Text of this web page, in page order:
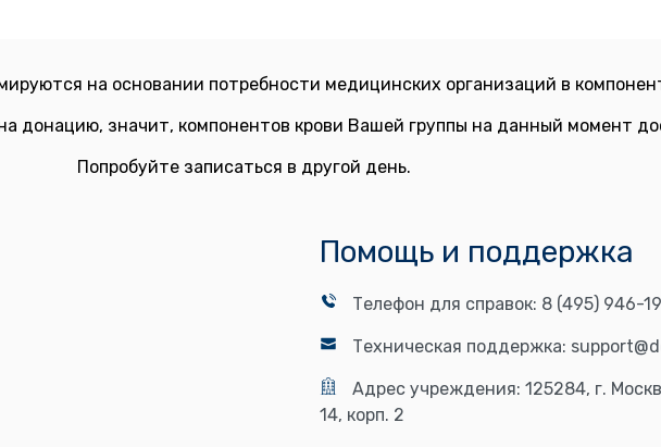
на основании потребности медицинских организаций в
донацию, значит, компонентов крови Вашей группы на данный момент
Попробуйте записаться в другой день.
Помощь и поддержка
Телефон для справок: 8 (495) 946-
Техническая поддержка:
Адрес учреждения: 125284, г.
14, корп. 2